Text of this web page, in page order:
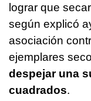
lograr que
según explicó
asociación
ejemplares
despejar una
cuadrados.